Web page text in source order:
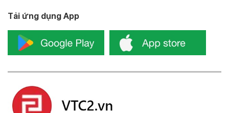
Tải ứng dụng App